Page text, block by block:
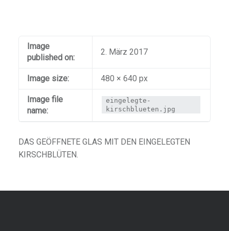
Image
published on:
2. März 2017
Image size: 480 × 640 px
Image file
name:
eingelegte-
kirschblueten.jpg
DAS GEÖFFNETE GLAS MIT DEN EINGELEGTEN
KIRSCHBLÜTEN.